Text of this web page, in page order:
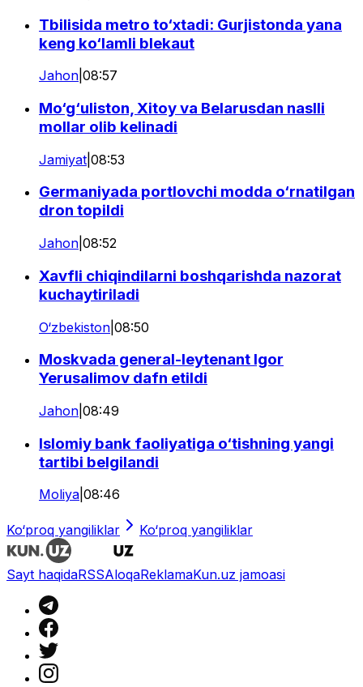
Tbilisida metro to‘xtadi: Gurjistonda yana
keng ko‘lamli blekaut
Jahon 08:57
Mo‘g‘uliston, Xitoy va Belarusdan naslli
mollar olib kelinadi
Jamiyat 08:53
Germaniyada portlovchi modda o‘rnatilgan
dron topildi
Jahon 08:52
Xavfli chiqindilarni boshqarishda nazorat
kuchaytiriladi
O‘zbekiston 08:50
Moskvada general-leytenant Igor
Yerusalimov dafn etildi
Jahon 08:49
Islomiy bank faoliyatiga o‘tishning yangi
tartibi belgilandi
Moliya 08:46
Ko‘proq yangiliklar Ko‘proq yangiliklar
Sayt haqidaRSSAloqaReklamaKun.uz jamoasi